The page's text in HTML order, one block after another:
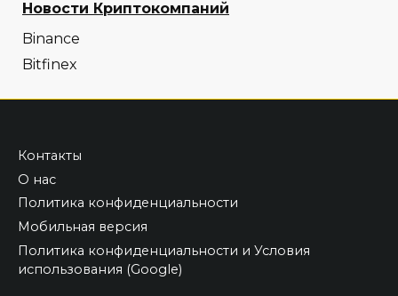
Новости Криптокомпаний
Binance
Bitfinex
Контакты
О нас
Политика конфиденциальности
Мобильная версия
Политика конфиденциальности и Условия
использования (Google)